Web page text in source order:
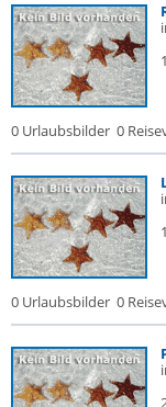
0 Urlaubsbilder 0
0 Urlaubsbilder 0